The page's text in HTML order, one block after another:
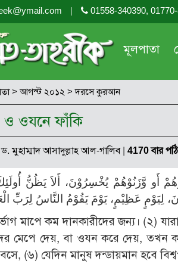
| 01558-340390,
মূলপাতা
> আগস্ট ২০১২ > দরসে কুরআন
ও ওযনে ফাঁকি
মুহাম্মাদ আসাদুল্লাহ আল-গালিব| 4170 বার
أَو وَّزَنُوْهُمْ يُخْسِرُوْنَ، أَلاَ يَظُنُّ
মাপে কম দানকারীদের জন্য। (২)
মেপে দেয়, বা ওযন করে দেয়, তখন
(৬) যেদিন মানুষ দন্ডায়মান হবে